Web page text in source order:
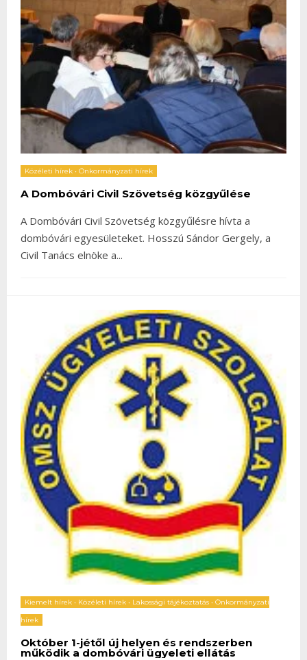
Közéleti hírek • Önkormányzati hírek
A Dombóvári Civil Szövetség közgyűlése
A Dombóvári Civil Szövetség közgyűlésre hívta a
dombóvári egyesületeket. Hosszú Sándor Gergely, a
Civil Tanács elnöke a...
Kiemelt hírek • Közéleti hírek • Lakossági tájékoztatás • Önkormányzati
hírek
Október 1-jétől új helyen és rendszerben
működik a dombóvári ügyeleti ellátás